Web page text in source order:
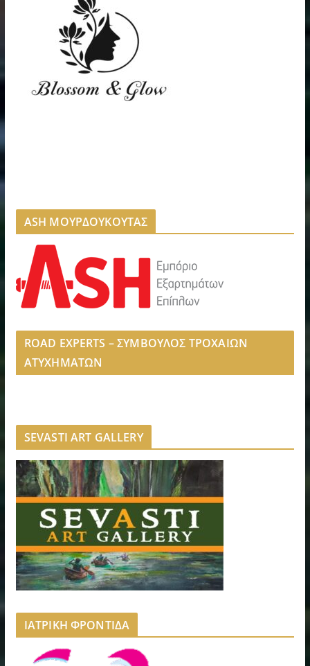
ASH ΜΟΥΡΔΟΥΚΟΥΤΑΣ
ROAD EXPERTS – ΣΥΜΒΟΥΛΟΣ ΤΡΟΧΑΙΩΝ
ΑΤΥΧΗΜΑΤΩΝ
SEVASTI ART GALLERY
ΙΑΤΡΙΚΗ ΦΡΟΝΤΙΔΑ